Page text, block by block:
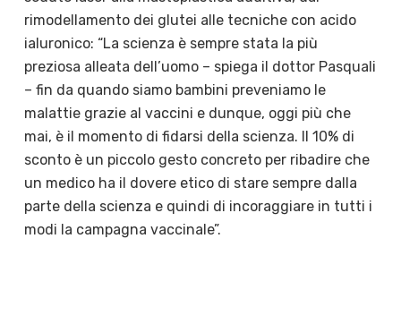
rimodellamento dei glutei alle tecniche con acido
ialuronico: “La scienza è sempre stata la più
preziosa alleata dell’uomo – spiega il dottor Pasquali
– fin da quando siamo bambini preveniamo le
malattie grazie al vaccini e dunque, oggi più che
mai, è il momento di fidarsi della scienza. Il 10% di
sconto è un piccolo gesto concreto per ribadire che
un medico ha il dovere etico di stare sempre dalla
parte della scienza e quindi di incoraggiare in tutti i
modi la campagna vaccinale”.